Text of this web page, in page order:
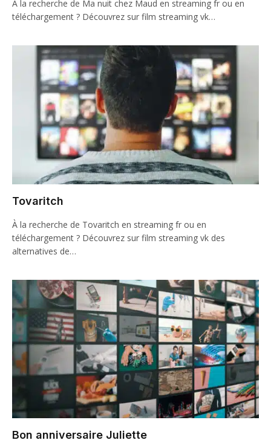
À la recherche de Ma nuit chez Maud en streaming fr ou en
téléchargement ? Découvrez sur film streaming vk…
Tovaritch
À la recherche de Tovaritch en streaming fr ou en
téléchargement ? Découvrez sur film streaming vk des
alternatives de…
Bon anniversaire Juliette